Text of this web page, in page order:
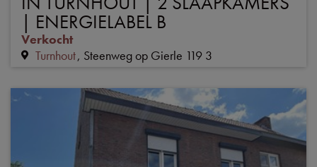
| ENERGIELABEL B
Verkocht
Turnhout Steenweg op Gierle 119 3